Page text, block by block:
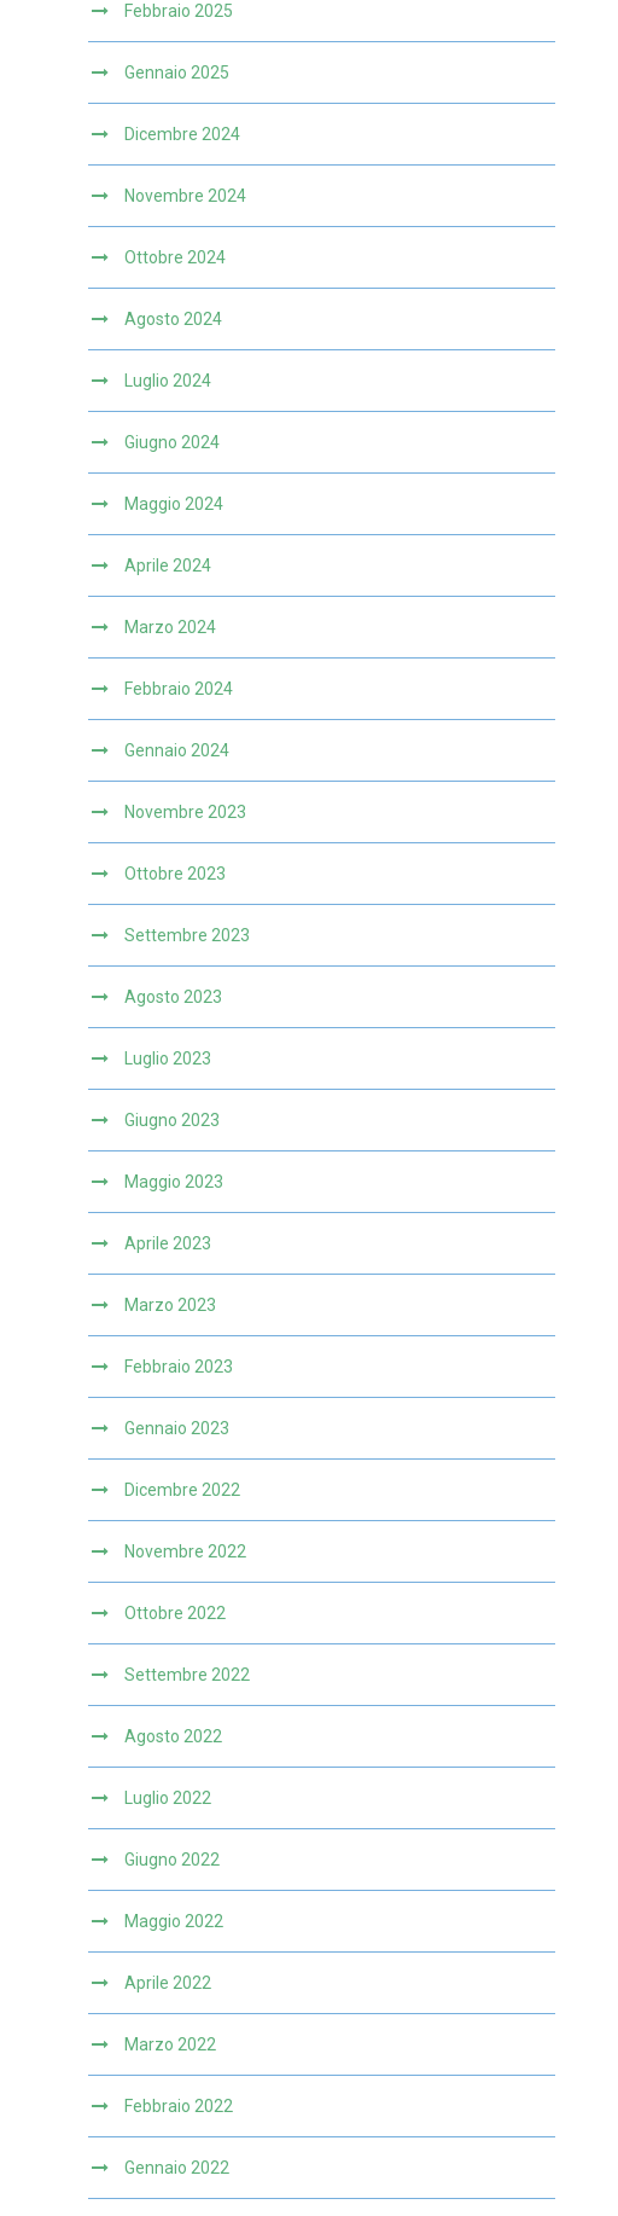
Febbraio 2025
Gennaio 2025
Dicembre 2024
Novembre 2024
Ottobre 2024
Agosto 2024
Luglio 2024
Giugno 2024
Maggio 2024
Aprile 2024
Marzo 2024
Febbraio 2024
Gennaio 2024
Novembre 2023
Ottobre 2023
Settembre 2023
Agosto 2023
Luglio 2023
Giugno 2023
Maggio 2023
Aprile 2023
Marzo 2023
Febbraio 2023
Gennaio 2023
Dicembre 2022
Novembre 2022
Ottobre 2022
Settembre 2022
Agosto 2022
Luglio 2022
Giugno 2022
Maggio 2022
Aprile 2022
Marzo 2022
Febbraio 2022
Gennaio 2022